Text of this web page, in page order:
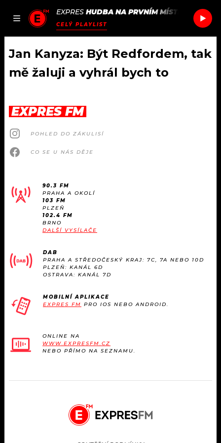
JAK
SEZNAM.CZ
EXPRES HUDBA NA PRVNÍM MÍSTĚ
CELÝ PLAYLIST
ČLÁNKY
AKTUÁLNĚ
HUDBA
#NEBUDUDOMA
KALENDÁŘ
TRENDY
MIX
PODCASTY
JAK NALADIT
RÁDIO
APLIKACE
PROGRAM
PLAYLIST
JAK NALADIT
SOUTĚŽE
Jan Kanyza: Být Redfordem, tak
mě žaluji a vyhrál bych to
EXPRES FM
POHLED DO ZÁKULISÍ
CO SE U NÁS DĚJE
90.3 FM
PRAHA A OKOLÍ
103 FM
PLZEŇ
102.4 FM
BRNO
DALŠÍ VYSÍLAČE
DAB
PRAHA A STŘEDOČESKÝ KRAJ: 7C, 7A NEBO 10D
PLZEŇ: KANÁL 6D
OSTRAVA: KANÁL 7D
MOBILNÍ APLIKACE
EXPRES FM PRO IOS NEBO ANDROID.
ONLINE NA
WWW.EXPRESFM.CZ
NEBO PŘÍMO NA SEZNAMU.